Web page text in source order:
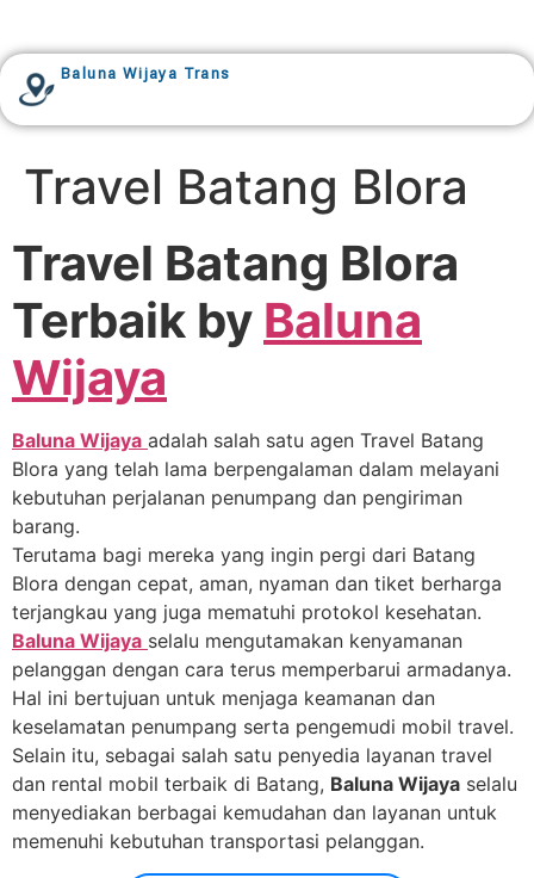
Baluna Wijaya Trans
Travel Batang Blora
Travel Batang Blora
Terbaik by Baluna
Wijaya
Baluna Wijaya adalah salah satu agen Travel Batang
Blora yang telah lama berpengalaman dalam melayani
kebutuhan perjalanan penumpang dan pengiriman
barang.
Terutama bagi mereka yang ingin pergi dari Batang
Blora dengan cepat, aman, nyaman dan tiket berharga
terjangkau yang juga mematuhi protokol kesehatan.
Baluna Wijaya selalu mengutamakan kenyamanan
pelanggan dengan cara terus memperbarui armadanya.
Hal ini bertujuan untuk menjaga keamanan dan
keselamatan penumpang serta pengemudi mobil travel.
Selain itu, sebagai salah satu penyedia layanan travel
dan rental mobil terbaik di Batang, Baluna Wijaya selalu
menyediakan berbagai kemudahan dan layanan untuk
memenuhi kebutuhan transportasi pelanggan.